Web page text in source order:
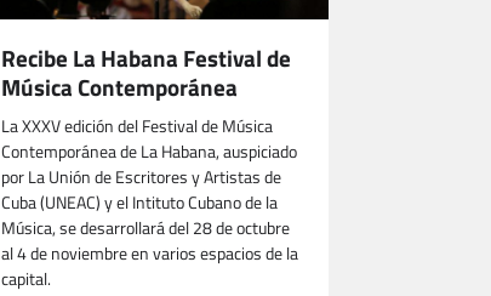
Recibe La Habana Festival de
Música Contemporánea
La XXXV edición del Festival de Música
Contemporánea de La Habana, auspiciado
por La Unión de Escritores y Artistas de
Cuba (UNEAC) y el Intituto Cubano de la
Música, se desarrollará del 28 de octubre
al 4 de noviembre en varios espacios de la
capital.